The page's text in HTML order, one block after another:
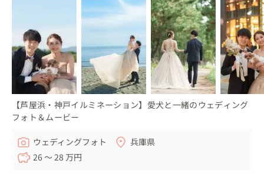
【芦屋浜・神戸イルミネーション】愛犬と一緒のウェディング
フォト＆ムービー
ウェディングフォト
兵庫県
26 〜 28 万円